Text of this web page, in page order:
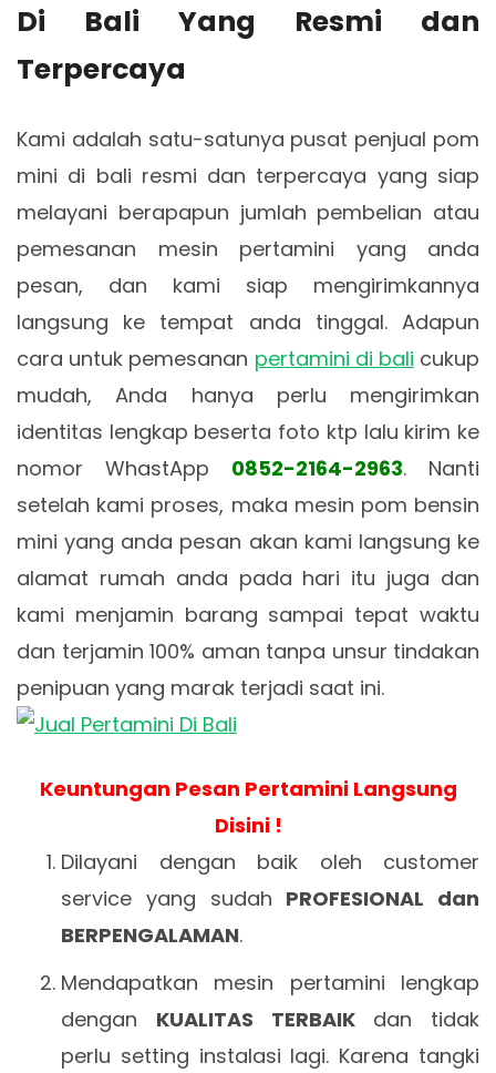
Di Bali Yang Resmi dan
Terpercaya
Kami adalah satu-satunya pusat penjual pom
mini di bali resmi dan terpercaya yang siap
melayani berapapun jumlah pembelian atau
pemesanan mesin pertamini yang anda
pesan, dan kami siap mengirimkannya
langsung ke tempat anda tinggal. Adapun
cara untuk pemesanan pertamini di bali cukup
mudah, Anda hanya perlu mengirimkan
identitas lengkap beserta foto ktp lalu kirim ke
nomor WhastApp 0852-2164-2963. Nanti
setelah kami proses, maka mesin pom bensin
mini yang anda pesan akan kami langsung ke
alamat rumah anda pada hari itu juga dan
kami menjamin barang sampai tepat waktu
dan terjamin 100% aman tanpa unsur tindakan
penipuan yang marak terjadi saat ini.
Keuntungan Pesan Pertamini Langsung
Disini !
Dilayani dengan baik oleh customer
service yang sudah PROFESIONAL dan
BERPENGALAMAN.
Mendapatkan mesin pertamini lengkap
dengan KUALITAS TERBAIKdan tidak
perlu setting instalasi lagi. Karena tangki